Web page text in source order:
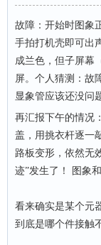
故障：开始时图象
手拍打机壳即可出
成兰色，但子屏幕
屏。个人猜测：故
显象管应该还没问
再汇报下午的情况
盖，用挑衣杆逐一
路板变形，依然无
迹”发生了！ 图象
看来确实是某个元
到底是哪个件接触